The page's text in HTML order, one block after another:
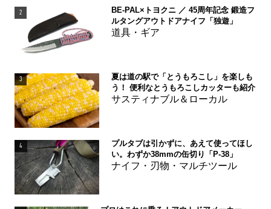
2
BE-PAL×トヨクニ ／ 45周年記念 鍛造フ
ルタングアウトドアナイフ「独遊」
道具・ギア
3
夏は道の駅で「とうもろこし」を楽しも
う！ 便利なとうもろこしカッターも紹介
サスティナブル＆ローカル
4
プルタブは引かずに、あえて使ってほし
い。わずか38mmの缶切り「P-38」
ナイフ・刃物・マルチツール